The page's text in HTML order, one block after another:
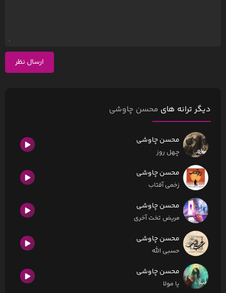
ارسال نظر
دیگر ترانه های محسن چاوشی
محسن چاوشی
چهل روز
محسن چاوشی
زخمی آفتاب
محسن چاوشی
مریض تخت آخری
محسن چاوشی
حسبی الله
محسن چاوشی
یا مولا